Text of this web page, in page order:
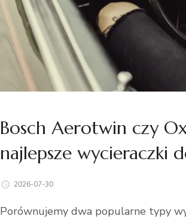
Bosch Aerotwin czy
najlepsze wycieraczki
2026-07-30
Porównujemy dwa popularne typy